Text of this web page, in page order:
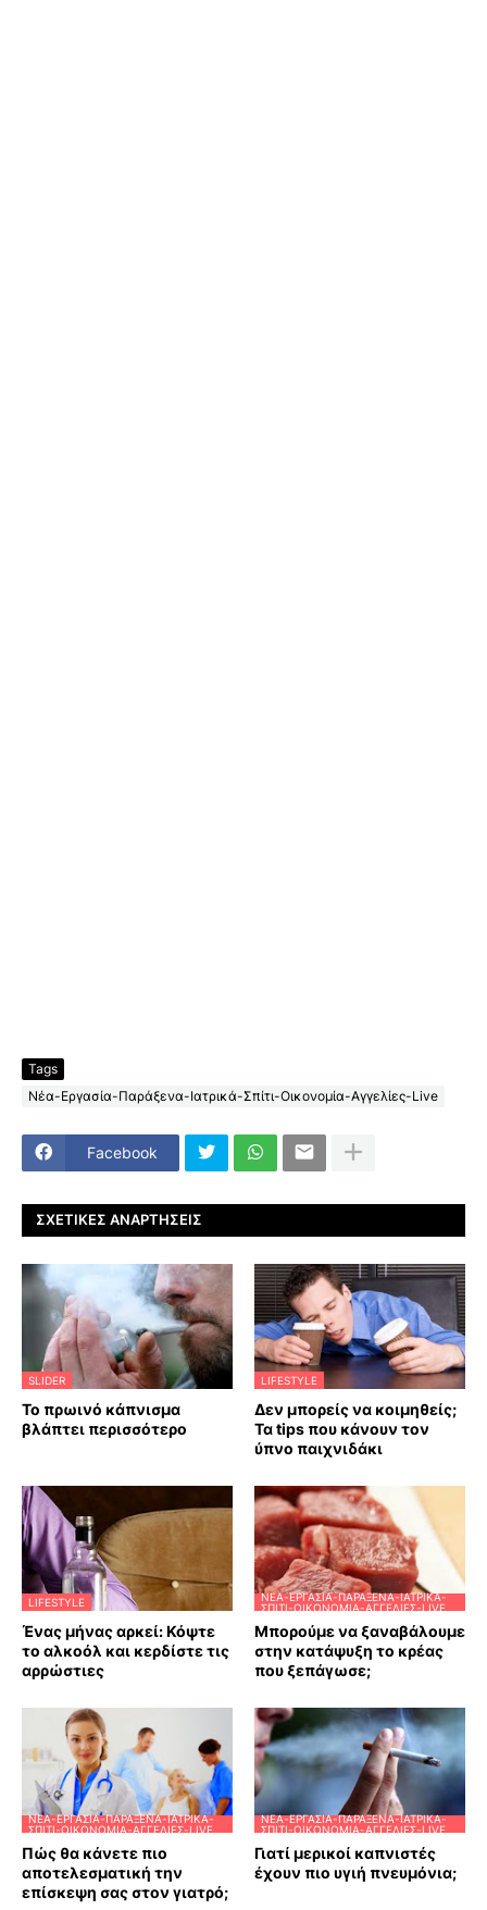
Tags
Νέα-Εργασία-Παράξενα-Ιατρικά-Σπίτι-Οικονομία-Αγγελίες-Live
Facebook
ΣΧΕΤΙΚΈΣ ΑΝΑΡΤΉΣΕΙΣ
SLIDER
Το πρωινό κάπνισμα
βλάπτει περισσότερο
LIFESTYLE
Δεν μπορείς να κοιμηθείς;
Τα tips που κάνουν τον
ύπνο παιχνιδάκι
LIFESTYLE
Ένας μήνας αρκεί: Κόψτε
το αλκοόλ και κερδίστε τις
αρρώστιες
ΝΈΑ-ΕΡΓΑΣΊΑ-ΠΑΡΆΞΕΝΑ-ΙΑΤΡΙΚΆ-
ΣΠΊΤΙ-ΟΙΚΟΝΟΜΊΑ-ΑΓΓΕΛΊΕΣ-LIVE
Μπορούμε να ξαναβάλουμε
στην κατάψυξη το κρέας
που ξεπάγωσε;
ΝΈΑ-ΕΡΓΑΣΊΑ-ΠΑΡΆΞΕΝΑ-ΙΑΤΡΙΚΆ-
ΣΠΊΤΙ-ΟΙΚΟΝΟΜΊΑ-ΑΓΓΕΛΊΕΣ-LIVE
Πώς θα κάνετε πιο
αποτελεσματική την
επίσκεψη σας στον γιατρό;
ΝΈΑ-ΕΡΓΑΣΊΑ-ΠΑΡΆΞΕΝΑ-ΙΑΤΡΙΚΆ-
ΣΠΊΤΙ-ΟΙΚΟΝΟΜΊΑ-ΑΓΓΕΛΊΕΣ-LIVE
Γιατί μερικοί καπνιστές
έχουν πιο υγιή πνευμόνια;